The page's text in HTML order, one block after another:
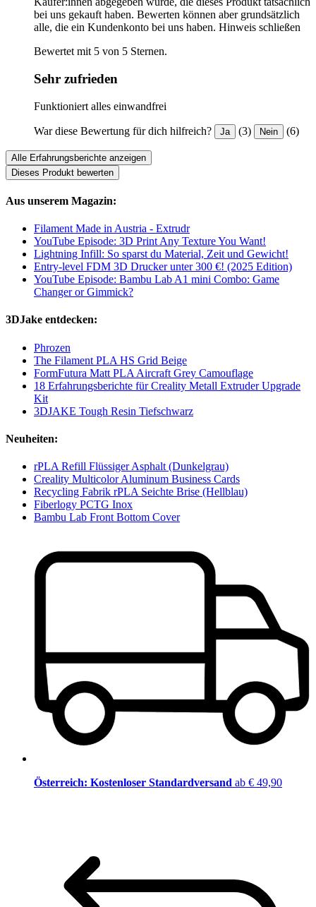
bei uns gekauft haben. Bewerten können aber grundsätzlich
alle, die ein Kundenkonto bei uns haben. Hinweis schließen
Bewertet mit 5 von 5 Sternen.
Sehr zufrieden
Funktioniert alles einwandfrei
War diese Bewertung für dich hilfreich? Ja (3) Nein (6)
Alle Erfahrungsberichte anzeigen
Dieses Produkt bewerten
Aus unserem Magazin:
Filament Made in Austria - Extrudr
YouTube Episode: 3D Print Any Texture You Want!
Lightning Infill: So sparst du Material, Zeit und Gewicht!
Entry-level FDM 3D Drucker unter 300 €! (2025 Edition)
YouTube Episode: Bambu Lab A1 mini Combo: Game
Changer or Gimmick?
3DJake entdecken:
Phrozen
The Filament PLA HS Grid Beige
FormFutura Matt PLA Aircraft Grey Camouflage
18 Erfahrungsberichte für Creality Metall Extruder Upgrade
Kit
3DJAKE Tough Resin Tiefschwarz
Neuheiten:
rPLA Refill Flüssiger Asphalt (Dunkelgrau)
Creality Multicolor Aluminum Business Cards
Recycling Fabrik rPLA Seichte Brise (Hellblau)
Fiberlogy PCTG Inox
Bambu Lab Front Bottom Cover
Österreich: Kostenloser Standardversand ab € 49,90